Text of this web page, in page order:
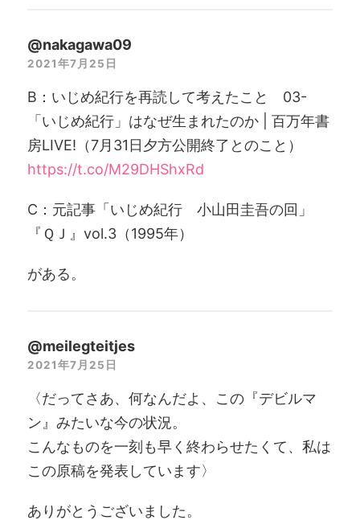
@nakagawa09
2021年7月25日
B：いじめ紀行を再読して考えたこと 03-
「いじめ紀行」はなぜ生まれたのか | 百万年書
房LIVE!（7月31日夕方公開終了とのこと）
https://t.co/M29DHShxRd
C：元記事「いじめ紀行 小山田圭吾の回」
『ＱＪ』vol.3（1995年）
がある。
@meilegteitjes
2021年7月25日
〈だってさあ、何なんだよ、この『デビルマ
ン』みたいな今の状況。
こんなものを一刻も早く終わらせたくて、私は
この原稿を発表しています〉
ありがとうございました。